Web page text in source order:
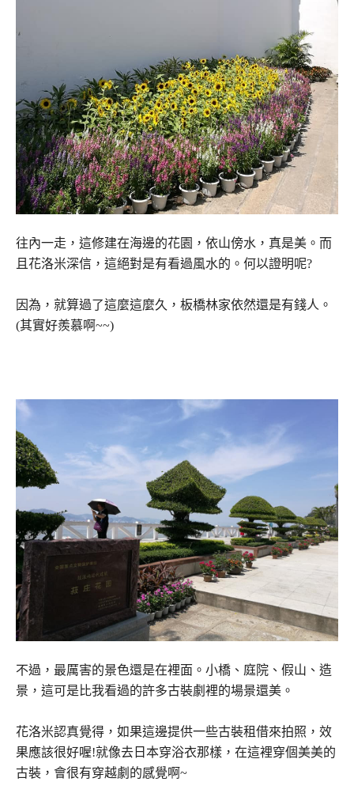
往內一走，這修建在海邊的花園，依山傍水，真是美。而
且花洛米深信，這絕對是有看過風水的。何以證明呢?
因為，就算過了這麼這麼久，板橋林家依然還是有錢人。
(其實好羨慕啊~~)
不過，最厲害的景色還是在裡面。小橋、庭院、假山、造
景，這可是比我看過的許多古裝劇裡的場景還美。
花洛米認真覺得，如果這邊提供一些古裝租借來拍照，效
果應該很好喔!就像去日本穿浴衣那樣，在這裡穿個美美的
古裝，會很有穿越劇的感覺啊~